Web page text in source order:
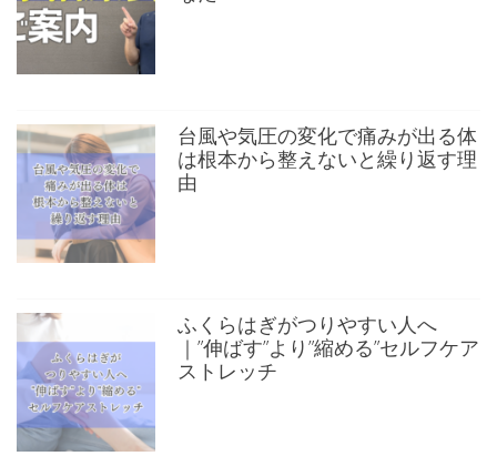
台風や気圧の変化で痛みが出る体
は根本から整えないと繰り返す理
由
ふくらはぎがつりやすい人へ
｜”伸ばす”より”縮める”セルフケア
ストレッチ